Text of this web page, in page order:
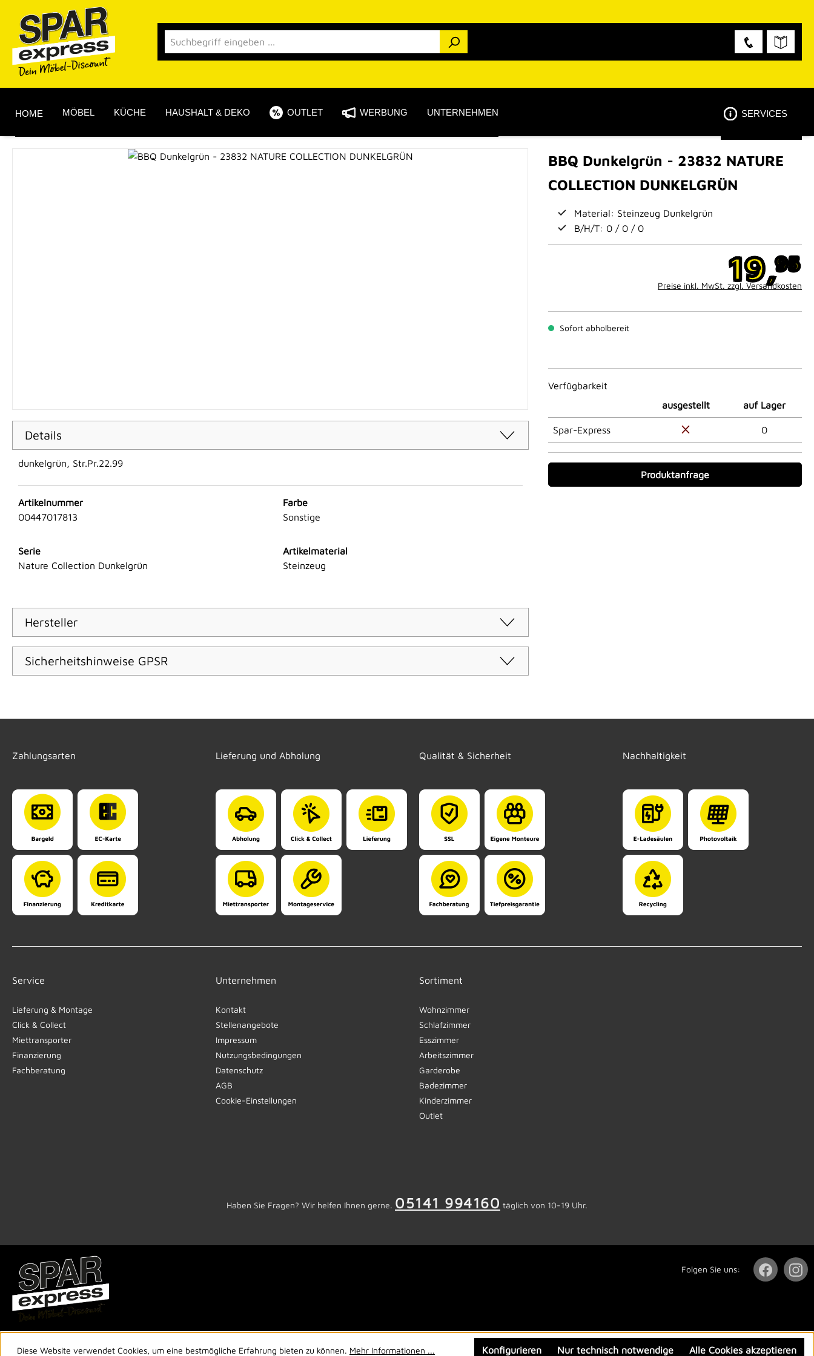
Hauptinhalt springen
Zur Suche springen
Zur Hauptnavigation springen
HOME MÖBEL KÜCHE HAUSHALT & DEKO OUTLET WERBUNG UNTERNEHMEN SERVICES
BBQ Dunkelgrün - 23832 NATURE
COLLECTION DUNKELGRÜN
Material: Steinzeug Dunkelgrün
B/H/T: 0 / 0 / 0
19,95
Preise inkl. MwSt. zzgl. Versandkosten
Sofort abholbereit
Verfügbarkeit
ausgestellt
auf Lager
Spar-Express 0
Produktanfrage
Details
dunkelgrün, Str.Pr.22.99
Artikelnummer
00447017813
Farbe
Sonstige
Serie
Nature Collection Dunkelgrün
Artikelmaterial
Steinzeug
Hersteller
Sicherheitshinweise GPSR
Zahlungsarten Lieferung und Abholung Qualität & Sicherheit Nachhaltigkeit
Service
Lieferung & Montage
Click & Collect
Miettransporter
Finanzierung
Fachberatung
Unternehmen
Kontakt
Stellenangebote
Impressum
Nutzungsbedingungen
Datenschutz
AGB
Cookie-Einstellungen
Sortiment
Wohnzimmer
Schlafzimmer
Esszimmer
Arbeitszimmer
Garderobe
Badezimmer
Kinderzimmer
Outlet
Haben Sie Fragen? Wir helfen Ihnen gerne. 05141 994160 täglich von 10-19 Uhr.
Folgen Sie uns:
Diese Website verwendet Cookies, um eine bestmögliche Erfahrung bieten zu können. Mehr Informationen ... Nur technisch notwendige
Konfigurieren Alle Cookies akzeptieren